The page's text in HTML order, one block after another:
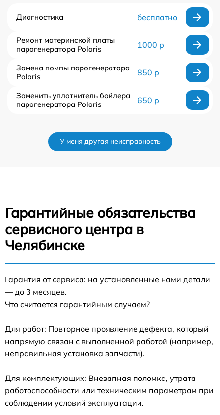
Диагностика бесплатно
Ремонт материнской платы
парогенератора Polaris
1000 р
Замена помпы парогенератора
Polaris
850 р
Заменить уплотнитель бойлера
парогенератора Polaris
650 р
У меня другая неисправность
Гарантийные обязательства
сервисного центра в
Челябинске
Гарантия от сервиса: на установленные нами детали
— до 3 месяцев.
Что считается гарантийным случаем?
Для работ: Повторное проявление дефекта, который
напрямую связан с выполненной работой (например,
неправильная установка запчасти).
Для комплектующих: Внезапная поломка, утрата
работоспособности или техническим параметрам при
соблюдении условий эксплуатации.